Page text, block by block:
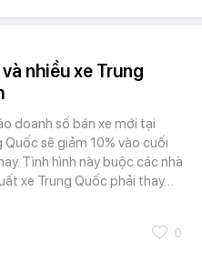
nhiều xe Trung
doanh số bán xe mới tại
Quốc sẽ giảm 10% vào cuối
Tình hình này buộc các nhà
xe Trung Quốc phải thay…
0